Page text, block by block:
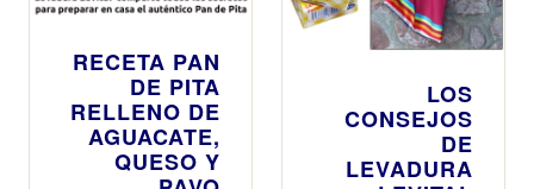
RECETA PAN
DE PITA
RELLENO DE
AGUACATE,
QUESO Y
LOS
CONSEJOS
DE
LEVADURA